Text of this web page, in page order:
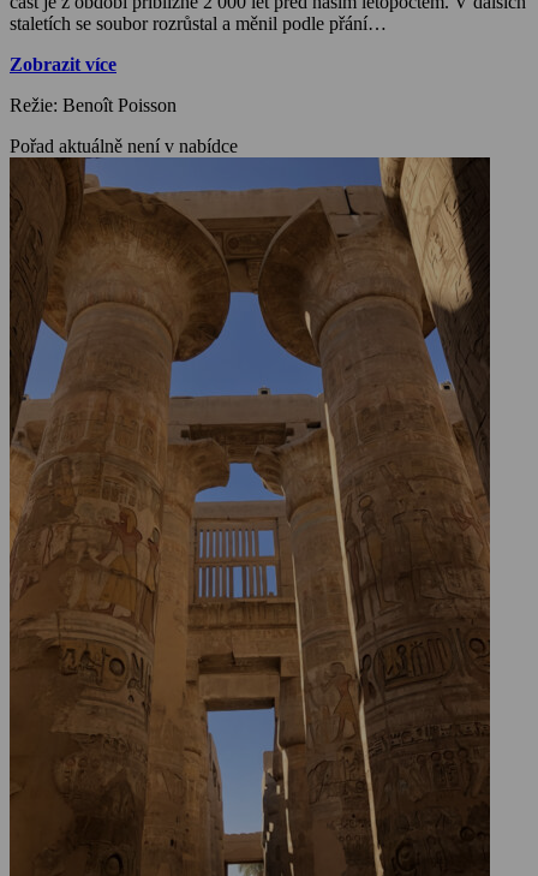
staletích se soubor rozrůstal a měnil podle přání
přitahuje egyptology z celého světa. Při
záhad: Jak stavitelé pracovali s kvádry o mnoha tunách, jak vytesali
do výšky všech 134 sloupů Velké sloupové síně.
Zobrazit více
Režie: Benoît Poisson
Pořad aktuálně není v nabídce